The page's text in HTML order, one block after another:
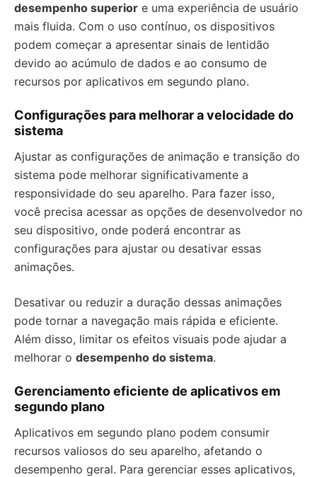
desempenho superior e uma experiência de usuário
mais fluida. Com o uso contínuo, os dispositivos
podem começar a apresentar sinais de lentidão
devido ao acúmulo de dados e ao consumo de
recursos por aplicativos em segundo plano.
Configurações para melhorar a velocidade do
sistema
Ajustar as configurações de animação e transição do
sistema pode melhorar significativamente a
responsividade do seu aparelho. Para fazer isso,
você precisa acessar as opções de desenvolvedor no
seu dispositivo, onde poderá encontrar as
configurações para ajustar ou desativar essas
animações.
Desativar ou reduzir a duração dessas animações
pode tornar a navegação mais rápida e eficiente.
Além disso, limitar os efeitos visuais pode ajudar a
melhorar o desempenho do sistema.
Gerenciamento eficiente de aplicativos em
segundo plano
Aplicativos em segundo plano podem consumir
recursos valiosos do seu aparelho, afetando o
desempenho geral. Para gerenciar esses aplicativos,